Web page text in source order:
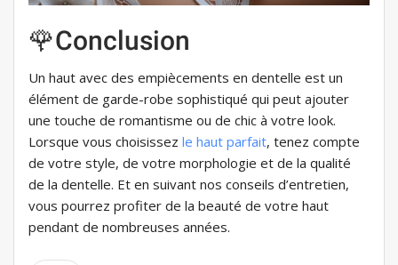
🌹Conclusion
Un haut avec des empiècements en dentelle est un
élément de garde-robe sophistiqué qui peut ajouter
une touche de romantisme ou de chic à votre look.
Lorsque vous choisissez le haut parfait, tenez compte
de votre style, de votre morphologie et de la qualité
de la dentelle. Et en suivant nos conseils d’entretien,
vous pourrez profiter de la beauté de votre haut
pendant de nombreuses années.